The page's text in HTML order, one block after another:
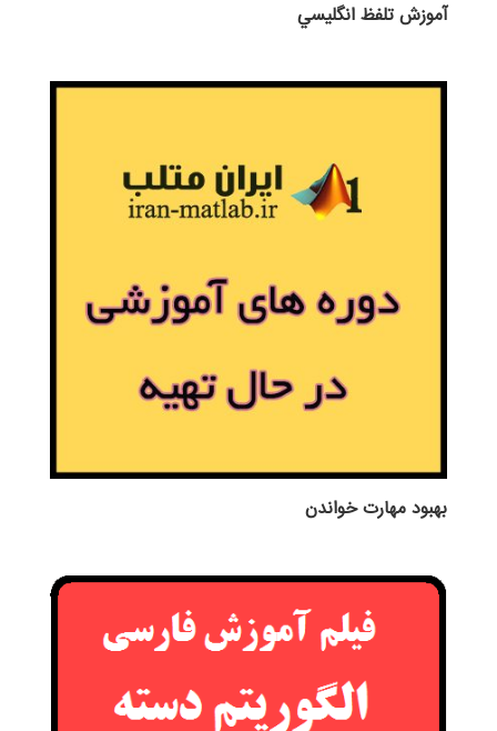
آموزش تلفظ انگليسي
بهبود مهارت خواندن